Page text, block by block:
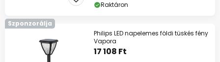
Raktáron
Szponzorálja
Philips LED napelemes földi tüskés fény
Vapora
17 108 Ft